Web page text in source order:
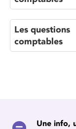
Les questions
comptables
Une info,